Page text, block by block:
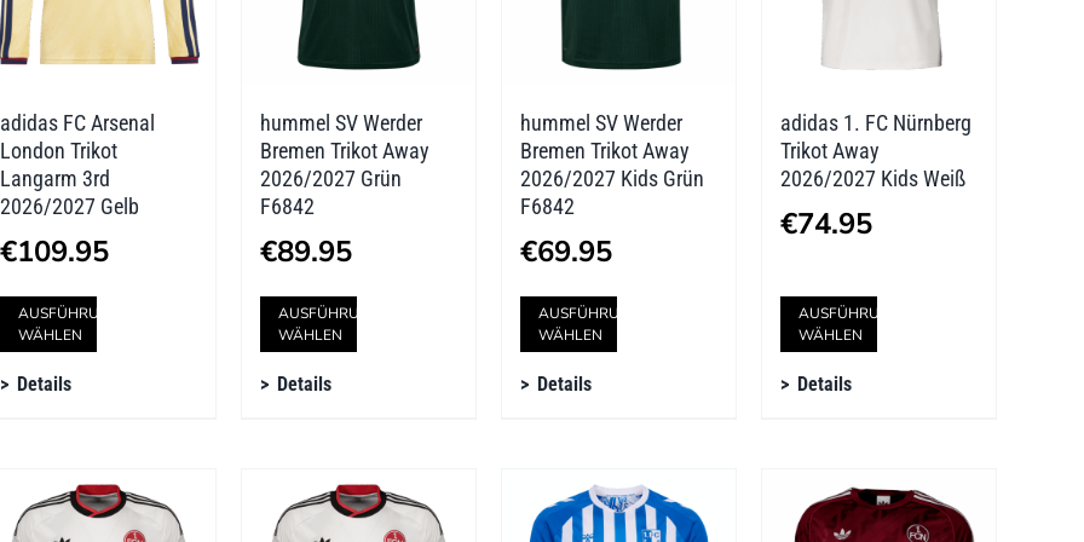
auf
Produktseite
gewählt
werden
Produktseite
gewählt
Produktseite
gewählt
Produktseite
gewählt
adidas FC Arsenal
London Trikot
Langarm 3rd
2026/2027 Gelb
€109.95
AUSFÜHRUNG
WÄHLEN
Dieses
Produkt
Varianten
auf.
Details
hummel SV Werder
Bremen Trikot Away
2026/2027 Grün
F6842
€89.95
AUSFÜHRUNG
WÄHLEN
Dieses
Produkt
Varianten
auf.
Details
hummel SV Werder
Bremen Trikot Away
2026/2027 Kids Grün
F6842
€69.95
AUSFÜHRUNG
WÄHLEN
Dieses
Produkt
Varianten
auf.
Details
adidas 1. FC Nürnberg
Trikot Away
2026/2027 Kids Weiß
€74.95
AUSFÜHRUNG
WÄHLEN
Dieses
Produkt
Varianten
auf.
Details